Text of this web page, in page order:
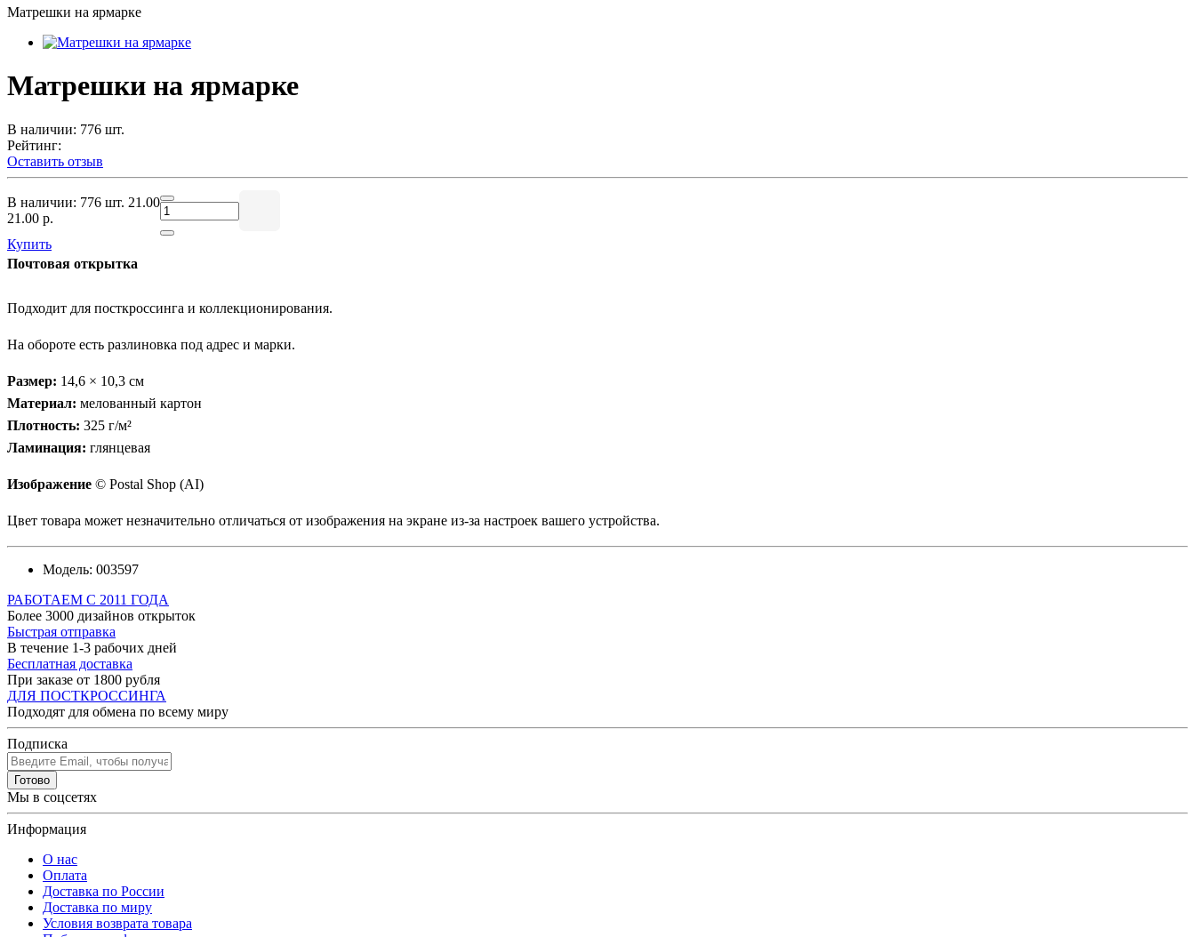
Матрешки на ярмарке
Матрешки на ярмарке
В наличии: 776 шт.
Рейтинг:
Оставить отзыв
В наличии: 776 шт. 21.00
21.00 р.
Купить
Почтовая открытка
Подходит для посткроссинга и коллекционирования.
На обороте есть разлиновка под адрес и марки.
Размер: 14,6 × 10,3 см
Материал: мелованный картон
Плотность: 325 г/м²
Ламинация: глянцевая
Изображение © Postal Shop (AI)
Цвет товара может незначительно отличаться от изображения на экране из-за настроек вашего устройства.
Модель: 003597
РАБОТАЕМ С 2011 ГОДА
Более 3000 дизайнов открыток
Быстрая отправка
В течение 1-3 рабочих дней
Бесплатная доставка
При заказе от 1800 рубля
ДЛЯ ПОСТКРОССИНГА
Подходят для обмена по всему миру
Подписка
Готово
Мы в соцсетях
Информация
О нас
Оплата
Доставка по России
Доставка по миру
Условия возврата товара